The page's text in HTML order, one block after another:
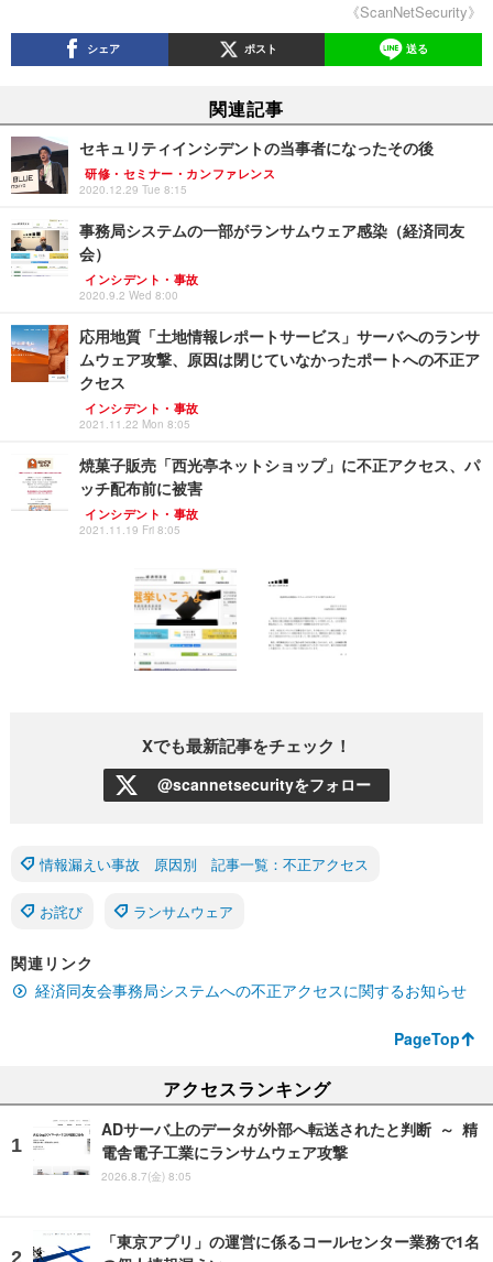
《ScanNetSecurity》
シェア ポスト 送る
関連記事
セキュリティインシデントの当事者になったその後
研修・セミナー・カンファレンス
2020.12.29 Tue 8:15
事務局システムの一部がランサムウェア感染（経済同友
会）
インシデント・事故
2020.9.2 Wed 8:00
応用地質「土地情報レポートサービス」サーバへのランサ
ムウェア攻撃、原因は閉じていなかったポートへの不正ア
クセス
インシデント・事故
2021.11.22 Mon 8:05
焼菓子販売「西光亭ネットショップ」に不正アクセス、パ
ッチ配布前に被害
インシデント・事故
2021.11.19 Fri 8:05
Xでも最新記事をチェック！
@scannetsecurityをフォロー
情報漏えい事故 原因別 記事一覧：不正アクセス
お詫び ランサムウェア
関連リンク
経済同友会事務局システムへの不正アクセスに関するお知らせ
PageTop
アクセスランキング
ADサーバ上のデータが外部へ転送されたと判断 ～ 精
電舎電子工業にランサムウェア攻撃
2026.8.7(金) 8:05
「東京アプリ」の運営に係るコールセンター業務で1名